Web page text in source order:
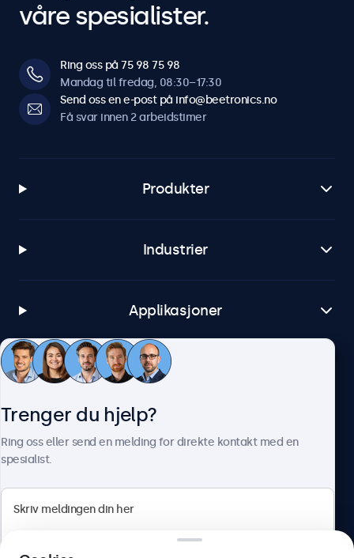
våre spesialister.
Ring oss på 75 98 75 98
Mandag til fredag, 08:30–17:30
Send oss en e-post på info@beetronics.no
Få svar innen 2 arbeidstimer
Produkter
Industrier
Applikasjoner
Kundeservice
Trenger du hjelp?
Ring oss eller send en melding for direkte kontakt med en
spesialist.